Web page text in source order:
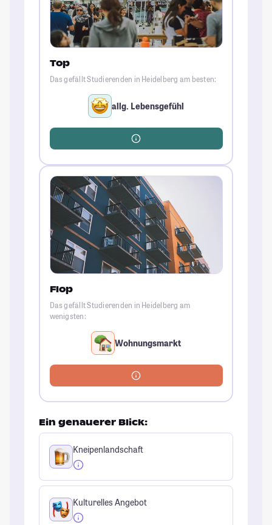
Top
Das gefällt Studierenden in Heidelberg am besten:
allg. Lebensgefühl
Flop
Das gefällt Studierenden in Heidelberg am
wenigsten:
Wohnungsmarkt
Ein genauerer Blick:
Kneipenlandschaft
Kulturelles Angebot